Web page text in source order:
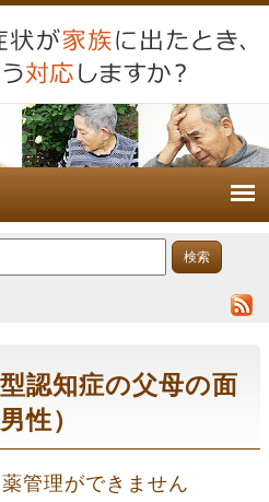
認知症の父母の面
性）
管理ができません